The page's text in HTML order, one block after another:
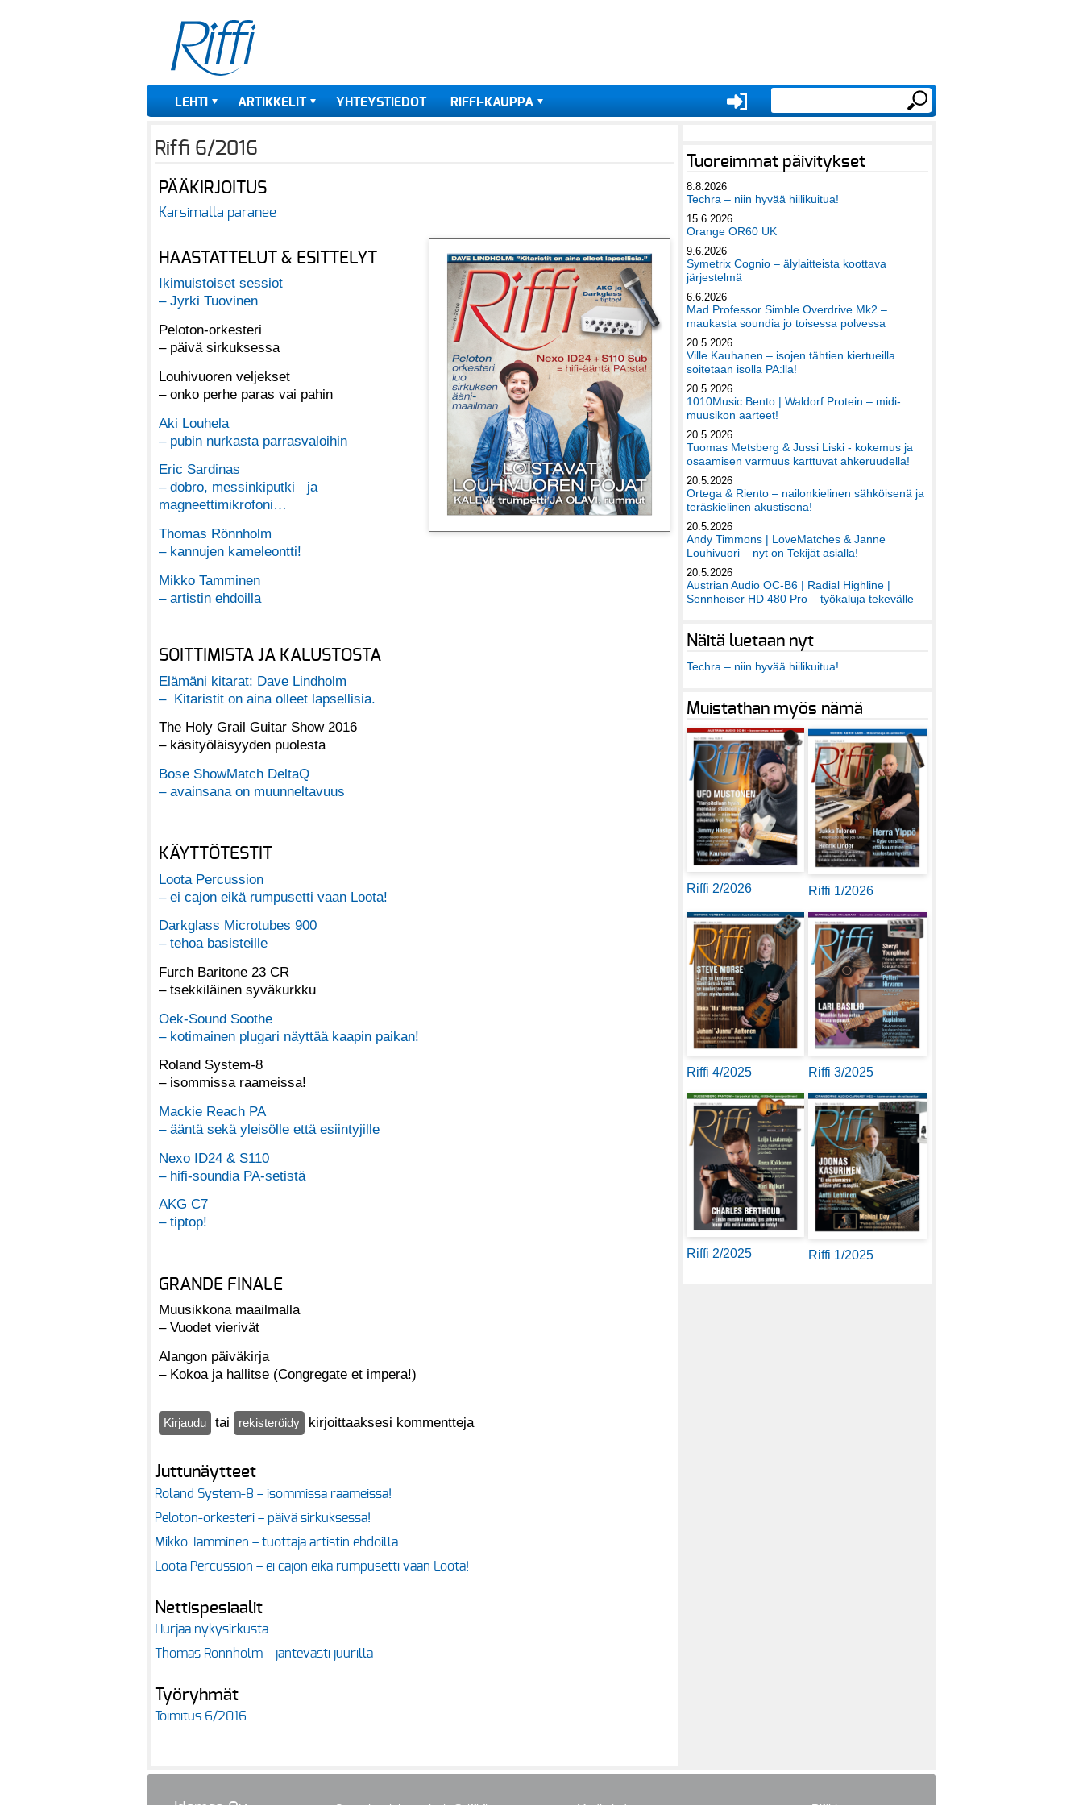
LEHTI ARTIKKELIT YHTEYSTIEDOT RIFFI-KAUPPA
Riffi 6/2016
PÄÄKIRJOITUS
Karsimalla paranee
HAASTATTELUT & ESITTELYT
Ikimuistoiset sessiot
– Jyrki Tuovinen
Peloton-orkesteri
– päivä sirkuksessa
Louhivuoren veljekset
– onko perhe paras vai pahin
Aki Louhela
– pubin nurkasta parrasvaloihin
Eric Sardinas
– dobro, messinkiputki ja
magneettimikrofoni…
Thomas Rönnholm
– kannujen kameleontti!
Mikko Tamminen
– artistin ehdoilla
SOITTIMISTA JA KALUSTOSTA
Elämäni kitarat: Dave Lindholm
– Kitaristit on aina olleet lapsellisia.
The Holy Grail Guitar Show 2016
– käsityöläisyyden puolesta
Bose ShowMatch DeltaQ
– avainsana on muunneltavuus
KÄYTTÖTESTIT
Loota Percussion
– ei cajon eikä rumpusetti vaan Loota!
Darkglass Microtubes 900
– tehoa basisteille
Furch Baritone 23 CR
– tsekkiläinen syväkurkku
Oek-Sound Soothe
– kotimainen plugari näyttää kaapin paikan!
Roland System-8
– isommissa raameissa!
Mackie Reach PA
– ääntä sekä yleisölle että esiintyjille
Nexo ID24 & S110
– hifi-soundia PA-setistä
AKG C7
– tiptop!
GRANDE FINALE
Muusikkona maailmalla
– Vuodet vierivät
Alangon päiväkirja
– Kokoa ja hallitse (Congregate et impera!)
Kirjaudu tai rekisteröidy kirjoittaaksesi kommentteja
Juttunäytteet
Roland System-8 – isommissa raameissa!
Peloton-orkesteri – päivä sirkuksessa!
Mikko Tamminen – tuottaja artistin ehdoilla
Loota Percussion – ei cajon eikä rumpusetti vaan Loota!
Nettispesiaalit
Hurjaa nykysirkusta
Thomas Rönnholm – jäntevästi juurilla
Työryhmät
Toimitus 6/2016
Tuoreimmat päivitykset
8.8.2026
Techra – niin hyvää hiilikuitua!
15.6.2026
Orange OR60 UK
9.6.2026
Symetrix Cognio – älylaitteista koottava
järjestelmä
6.6.2026
Mad Professor Simble Overdrive Mk2 –
maukasta soundia jo toisessa polvessa
20.5.2026
Ville Kauhanen – isojen tähtien kiertueilla
soitetaan isolla PA:lla!
20.5.2026
1010Music Bento | Waldorf Protein – midi-
muusikon aarteet!
20.5.2026
Tuomas Metsberg & Jussi Liski - kokemus ja
osaamisen varmuus karttuvat ahkeruudella!
20.5.2026
Ortega & Riento – nailonkielinen sähköisenä ja
teräskielinen akustisena!
20.5.2026
Andy Timmons | LoveMatches & Janne
Louhivuori – nyt on Tekijät asialla!
20.5.2026
Austrian Audio OC-B6 | Radial Highline |
Sennheiser HD 480 Pro – työkaluja tekevälle
Näitä luetaan nyt
Techra – niin hyvää hiilikuitua!
Muistathan myös nämä
Riffi 2/2026 Riffi 1/2026
Riffi 4/2025 Riffi 3/2025
Riffi 2/2025 Riffi 1/2025